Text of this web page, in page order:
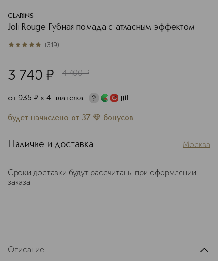
CLARINS
Joli Rouge Губная помада с атласным эффектом
4.9из 5319 (319)
3 740 ¤ 4 400 ¤
от 935 ¤ х 4 платежа
будет начислено от 37 бонусов
Наличие и доставка Москва
Сроки доставки будут рассчитаны при оформлении
заказа
Описание